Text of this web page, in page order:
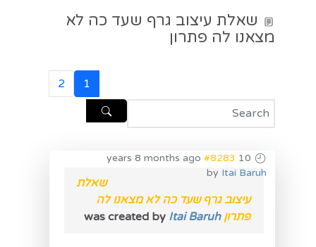
שאלת עיצוב גרף שעד כה לא
מצאנו לה פתרון
1
2
10 years 8 months ago
#8283
by Itai Baruh
שאלת
עיצוב גרף שעד כה לא מצאנו לה
פתרון was created by
Itai Baruh